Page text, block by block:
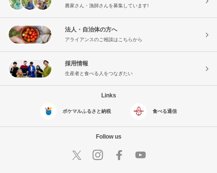
農家さん・漁師さんを募集しています!
法人・自治体の方へ
アライアンスのご相談はこちらから
採用情報
生産者と食べる人をつなぎたい
Links
ポケマルふるさと納税 食べる通信
Follow us